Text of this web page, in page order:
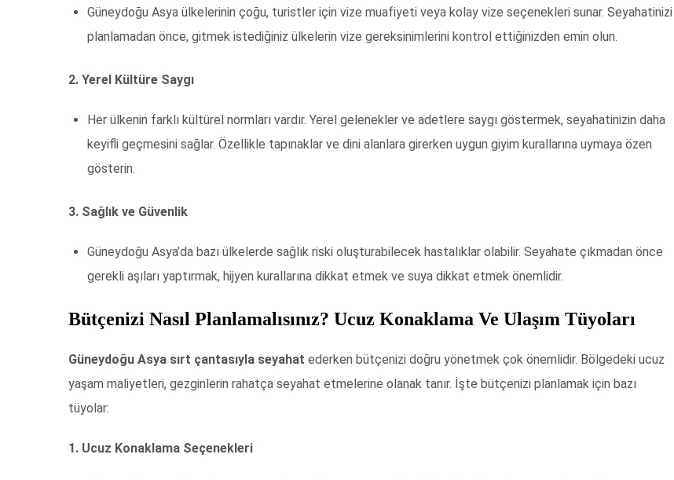
Güneydoğu Asya ülkelerinin çoğu, turistler için vize muafiyeti veya kolay vize seçenekleri sunar. Seyahatinizi
planlamadan önce, gitmek istediğiniz ülkelerin vize gereksinimlerini kontrol ettiğinizden emin olun.
2. Yerel Kültüre Saygı
Her ülkenin farklı kültürel normları vardır. Yerel gelenekler ve adetlere saygı göstermek, seyahatinizin daha
keyifli geçmesini sağlar. Özellikle tapınaklar ve dini alanlara girerken uygun giyim kurallarına uymaya özen
gösterin.
3. Sağlık ve Güvenlik
Güneydoğu Asya’da bazı ülkelerde sağlık riski oluşturabilecek hastalıklar olabilir. Seyahate çıkmadan önce
gerekli aşıları yaptırmak, hijyen kurallarına dikkat etmek ve suya dikkat etmek önemlidir.
Bütçenizi Nasıl Planlamalısınız? Ucuz Konaklama Ve Ulaşım Tüyoları
Güneydoğu Asya sırt çantasıyla seyahat ederken bütçenizi doğru yönetmek çok önemlidir. Bölgedeki ucuz
yaşam maliyetleri, gezginlerin rahatça seyahat etmelerine olanak tanır. İşte bütçenizi planlamak için bazı
tüyolar:
1. Ucuz Konaklama Seçenekleri